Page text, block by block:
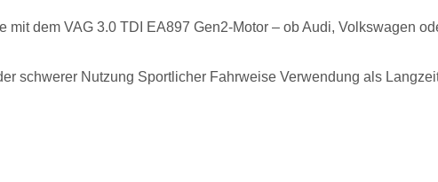
dem VAG 3.0 TDI EA897 Gen2-Motor – ob Audi, Volkswagen
schwerer Nutzung Sportlicher Fahrweise Verwendung als